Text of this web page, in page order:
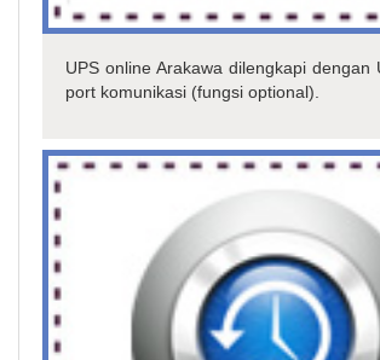
UPS online Arakawa dilengkapi dengan
port komunikasi (fungsi optional).